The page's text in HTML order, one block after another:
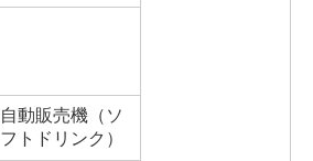
自動販売機（ソ
フトドリンク）